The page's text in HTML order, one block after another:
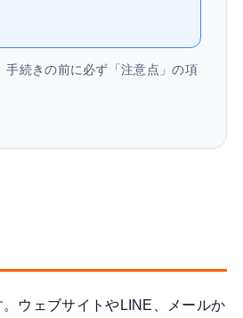
手続きの前に必ず「注意点」の項
ウェブサイトやLINE、メールか